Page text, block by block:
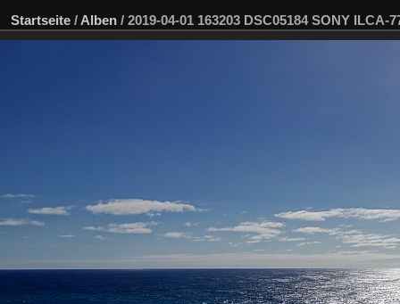
Startseite / Alben / 2019-04-01 163203 DSC05184 SONY ILCA-